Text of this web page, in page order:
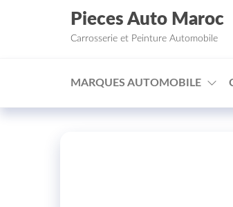
Aller au contenu
Pieces Auto Maroc
Carrosserie et Peinture Automobile
MARQUES AUTOMOBILE